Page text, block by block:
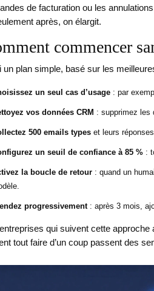
de facturation ou les
après, on élargit.
commencer
un plan simple, basé sur les
un seul cas d’usage : par
vos données CRM : supprimez les
500 emails types et leurs
un seuil de confiance à 85 % :
la boucle de retour : quand un
progressivement : après 3 mois,
qui suivent cette
tout faire d’un coup passent des